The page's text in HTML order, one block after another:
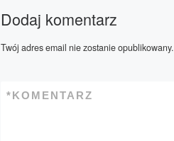
Dodaj komentarz
Twój adres email nie zostanie opublikowany.
KOMENTARZ
*